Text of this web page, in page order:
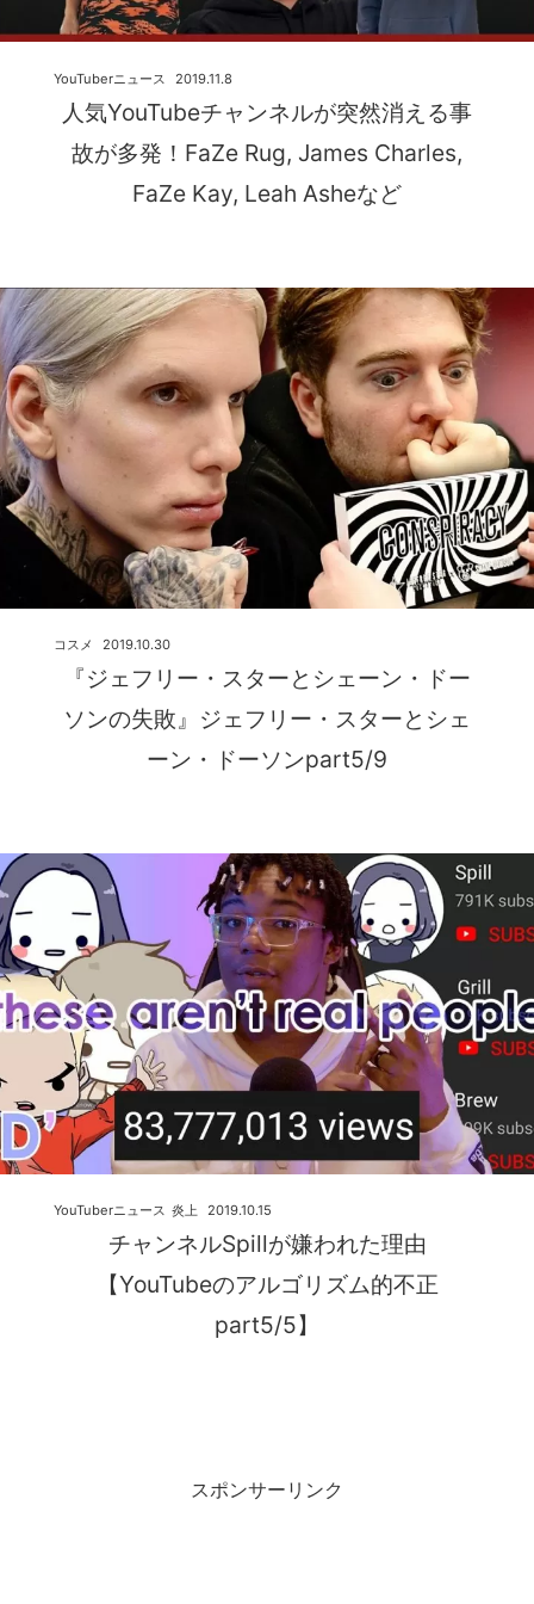
人気YouTubeチャンネルが突然消える事
故が多発！FaZe Rug, James Charles,
FaZe Kay, Leah Asheなど
2019.11.8
YouTuberニュース
『ジェフリー・スターとシェーン・ドー
ソンの失敗』ジェフリー・スターとシェ
ーン・ドーソンpart5/9
2019.10.30
コスメ
チャンネルSpillが嫌われた理由
【YouTubeのアルゴリズム的不正
part5/5】
2019.10.15
YouTuberニュース 炎上
スポンサーリンク